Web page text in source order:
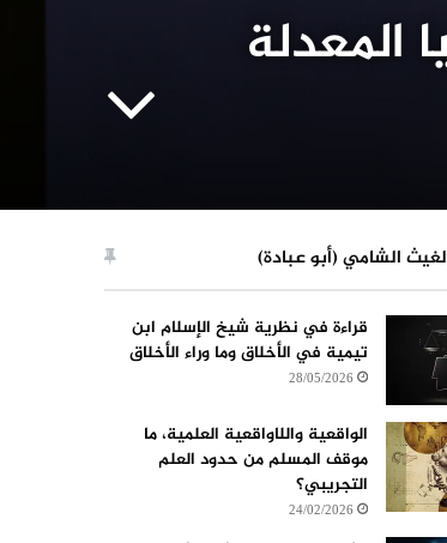
المعدلة
الشامي (أبو عبادة)
قراءة في نظرية شيخ الإسلام ابن
تيمية في الأخلاق وما وراء الأخلاق
28/05/2026
الواقعية واللاواقعية العلمية، ما
موقف المسلم من حدود العلم
التجريبي؟
24/02/2026